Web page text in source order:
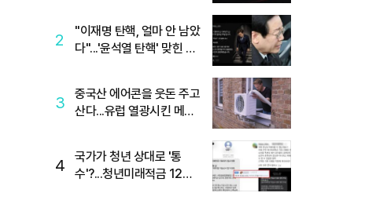
2
"이재명 탄핵, 얼마 안 남았
다"...'윤석열 탄핵' 맞힌 무
3
중국산 에어콘을 웃돈 주고
산다...유럽 열광시킨 메이
4
국가가 청년 상대로 '통
수'?...청년미래적금 12%